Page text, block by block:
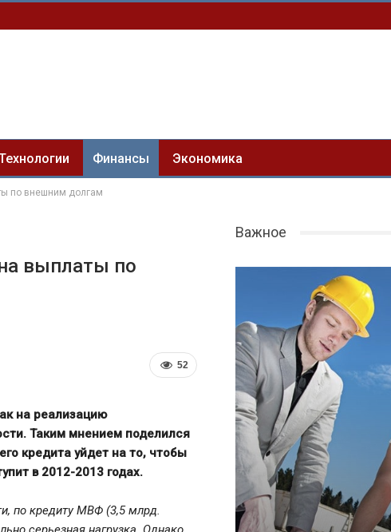
Финансы Экономика
по внешним долгам
выплаты по
52
на реализацию
Таким мнением поделился
кредита уйдет на то, чтобы
в 2012-2013 годах.
по кредиту МВФ (3,5 млрд.
Важное